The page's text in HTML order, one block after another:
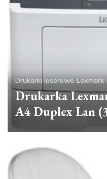
Drukarki laserowe Lexmark
Drukarka
A4 Duplex Lan